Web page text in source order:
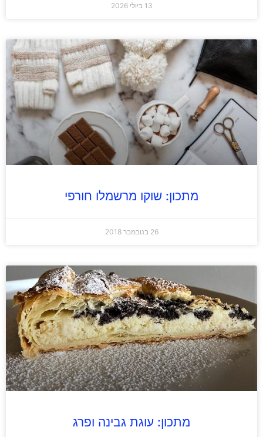
13 ביולי 2026
מתכון: שוקו מרשמלו חורפי
26 בנובמבר 2018
מתכון: עוגת גבינה ופרג